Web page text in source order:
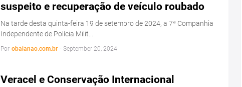
suspeito e recuperação de veículo roubado
Na tarde desta quinta-feira 19 de setembro de 2024, a 7ª Companhia
Independente de Polícia Milit…
Por obaianao.com.br - September 20, 2024
Veracel e Conservação Internacional